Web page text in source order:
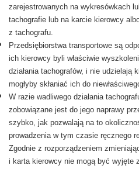
zarejestrowanych na wykresówkach
tachografie lub na karcie kierowcy
z tachografu.
Przedsiębiorstwa transportowe są
ich kierowcy byli właściwie
działania tachografów, i nie udzielają
mogłyby skłaniać ich do
W razie wadliwego działania
zobowiązane jest do jego naprawy
szybko, jak pozwalają na to
prowadzenia w tym czasie ręcznego
Zgodnie z rozporządzeniem
i karta kierowcy nie mogą być wyjęte